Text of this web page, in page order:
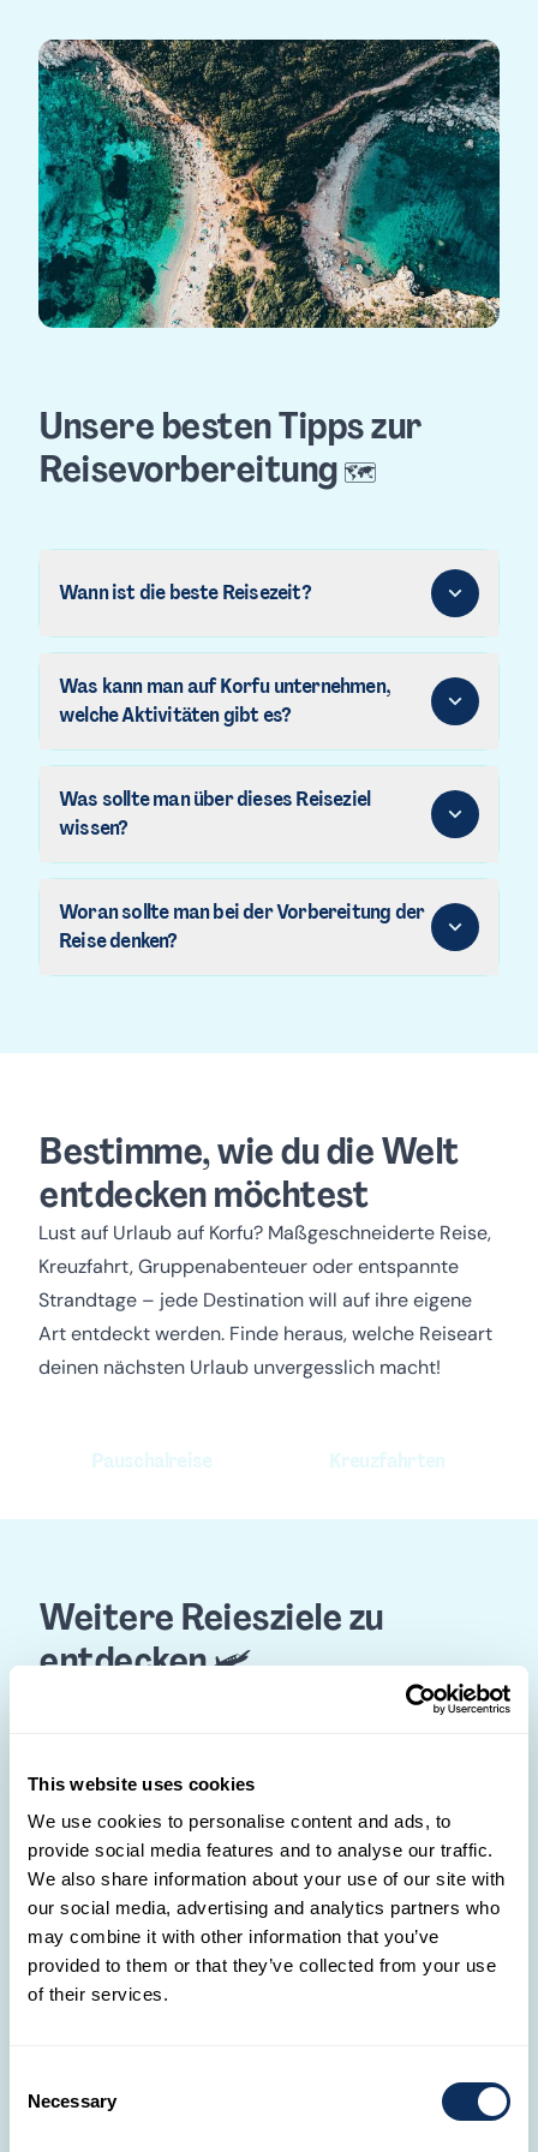
This website uses cookies
We use cookies to personalise content and ads, to
provide social media features and to analyse our traffic.
We also share information about your use of our site with
our social media, advertising and analytics partners who
may combine it with other information that you’ve
provided to them or that they’ve collected from your use
of their services.
Selection
Necessary
Unsere besten Tipps zur
Reisevorbereitung 🗺️
Wann ist die beste Reisezeit?
Was kann man auf Korfu unternehmen,
welche Aktivitäten gibt es?
Was sollte man über dieses Reiseziel
wissen?
Woran sollte man bei der Vorbereitung der
Reise denken?
Bestimme, wie du die Welt
entdecken möchtest
Lust auf Urlaub auf Korfu? Maßgeschneiderte Reise,
Kreuzfahrt, Gruppenabenteuer oder entspannte
Strandtage – jede Destination will auf ihre eigene
Art entdeckt werden. Finde heraus, welche Reiseart
deinen nächsten Urlaub unvergesslich macht!
Pauschalreise Kreuzfahrten
Weitere Reiesziele zu
entdecken 🛩️
Kreta Zypern